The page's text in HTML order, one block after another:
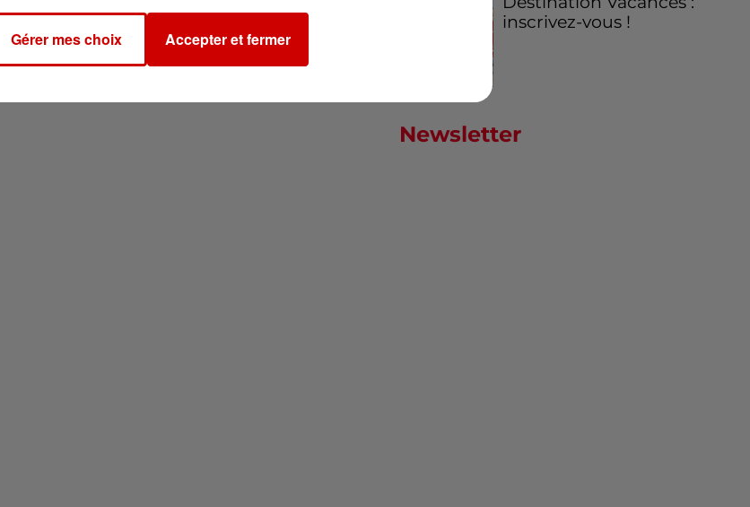
inscrivez-vous !
Newsletter
Gérer mes choix Accepter et fermer